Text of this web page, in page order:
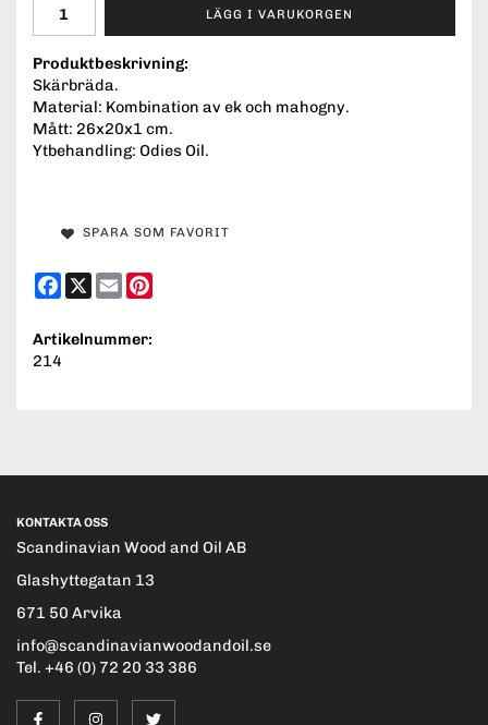
LÄGG I VARUKORGEN
Produktbeskrivning:
Skärbräda.
Material: Kombination av ek och mahogny.
Mått: 26x20x1 cm.
Ytbehandling: Odies Oil.
SPARA SOM FAVORIT
Facebook
X Email
Artikelnummer:
214
KONTAKTA OSS
Scandinavian Wood and Oil AB
Glashyttegatan 13
671 50 Arvika
info@scandinavianwoodandoil.se
Tel. +46 (0) 72 20 33 386